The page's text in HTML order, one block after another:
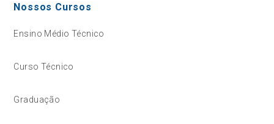
Nossos Cursos
Ensino Médio Técnico
Curso Técnico
Graduação